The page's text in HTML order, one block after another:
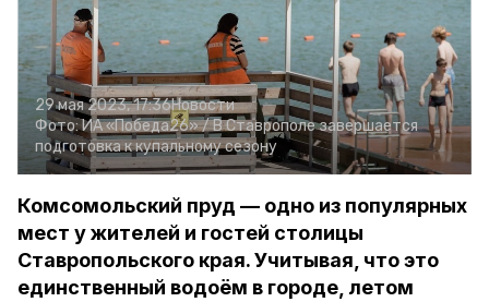
29 мая 2023, 17:36Новости
Фото:ИА «Победа26» /В Ставрополе завершается
подготовка к купальному сезону
Комсомольский пруд — одно из популярных
мест у жителей и гостей столицы
Ставропольского края. Учитывая, что это
единственный водоём в городе, летом